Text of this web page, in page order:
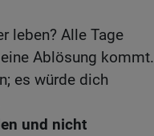
leben? Alle Tage
Ablösung kommt.
es würde dich
und nicht